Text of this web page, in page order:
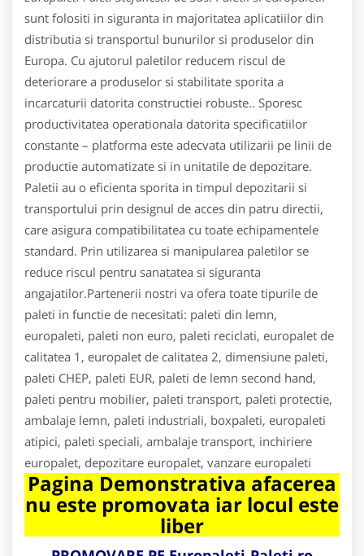
sunt folositi in siguranta in majoritatea aplicatiilor din
distributia si transportul bunurilor si produselor din
Europa. Cu ajutorul paletilor reducem riscul de
deteriorare a produselor si stabilitate sporita a
incarcaturii datorita constructiei robuste.. Sporesc
productivitatea operationala datorita specificatiilor
constante – platforma este adecvata utilizarii pe linii de
productie automatizate si in unitatile de depozitare.
Paletii au o eficienta sporita in timpul depozitarii si
transportului prin designul de acces din patru directii,
care asigura compatibilitatea cu toate echipamentele
standard. Prin utilizarea si manipularea paletilor se
reduce riscul pentru sanatatea si siguranta
angajatilor.Partenerii nostri va ofera toate tipurile de
paleti in functie de necesitati: paleti din lemn,
europaleti, paleti non euro, paleti reciclati, europalet de
calitatea 1, europalet de calitatea 2, dimensiune paleti,
paleti CHEP, paleti EUR, paleti de lemn second hand,
paleti pentru mobilier, paleti transport, paleti protectie,
ambalaje lemn, paleti industriali, boxpaleti, europaleti
atipici, paleti speciali, ambalaje transport, inchiriere
europalet, depozitare europalet, vanzare europaleti
Pagina Demonstrativa afacerea
nu este promovata iar locul este
liber